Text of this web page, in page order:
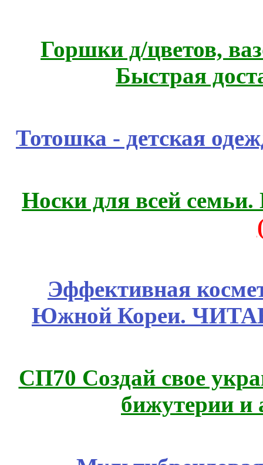
Горшки д/цветов,
Быстрая
Тотошка - детская
Носки для всей
Эффективная
Южной Кореи.
СП70 Создай свое
бижутерии и